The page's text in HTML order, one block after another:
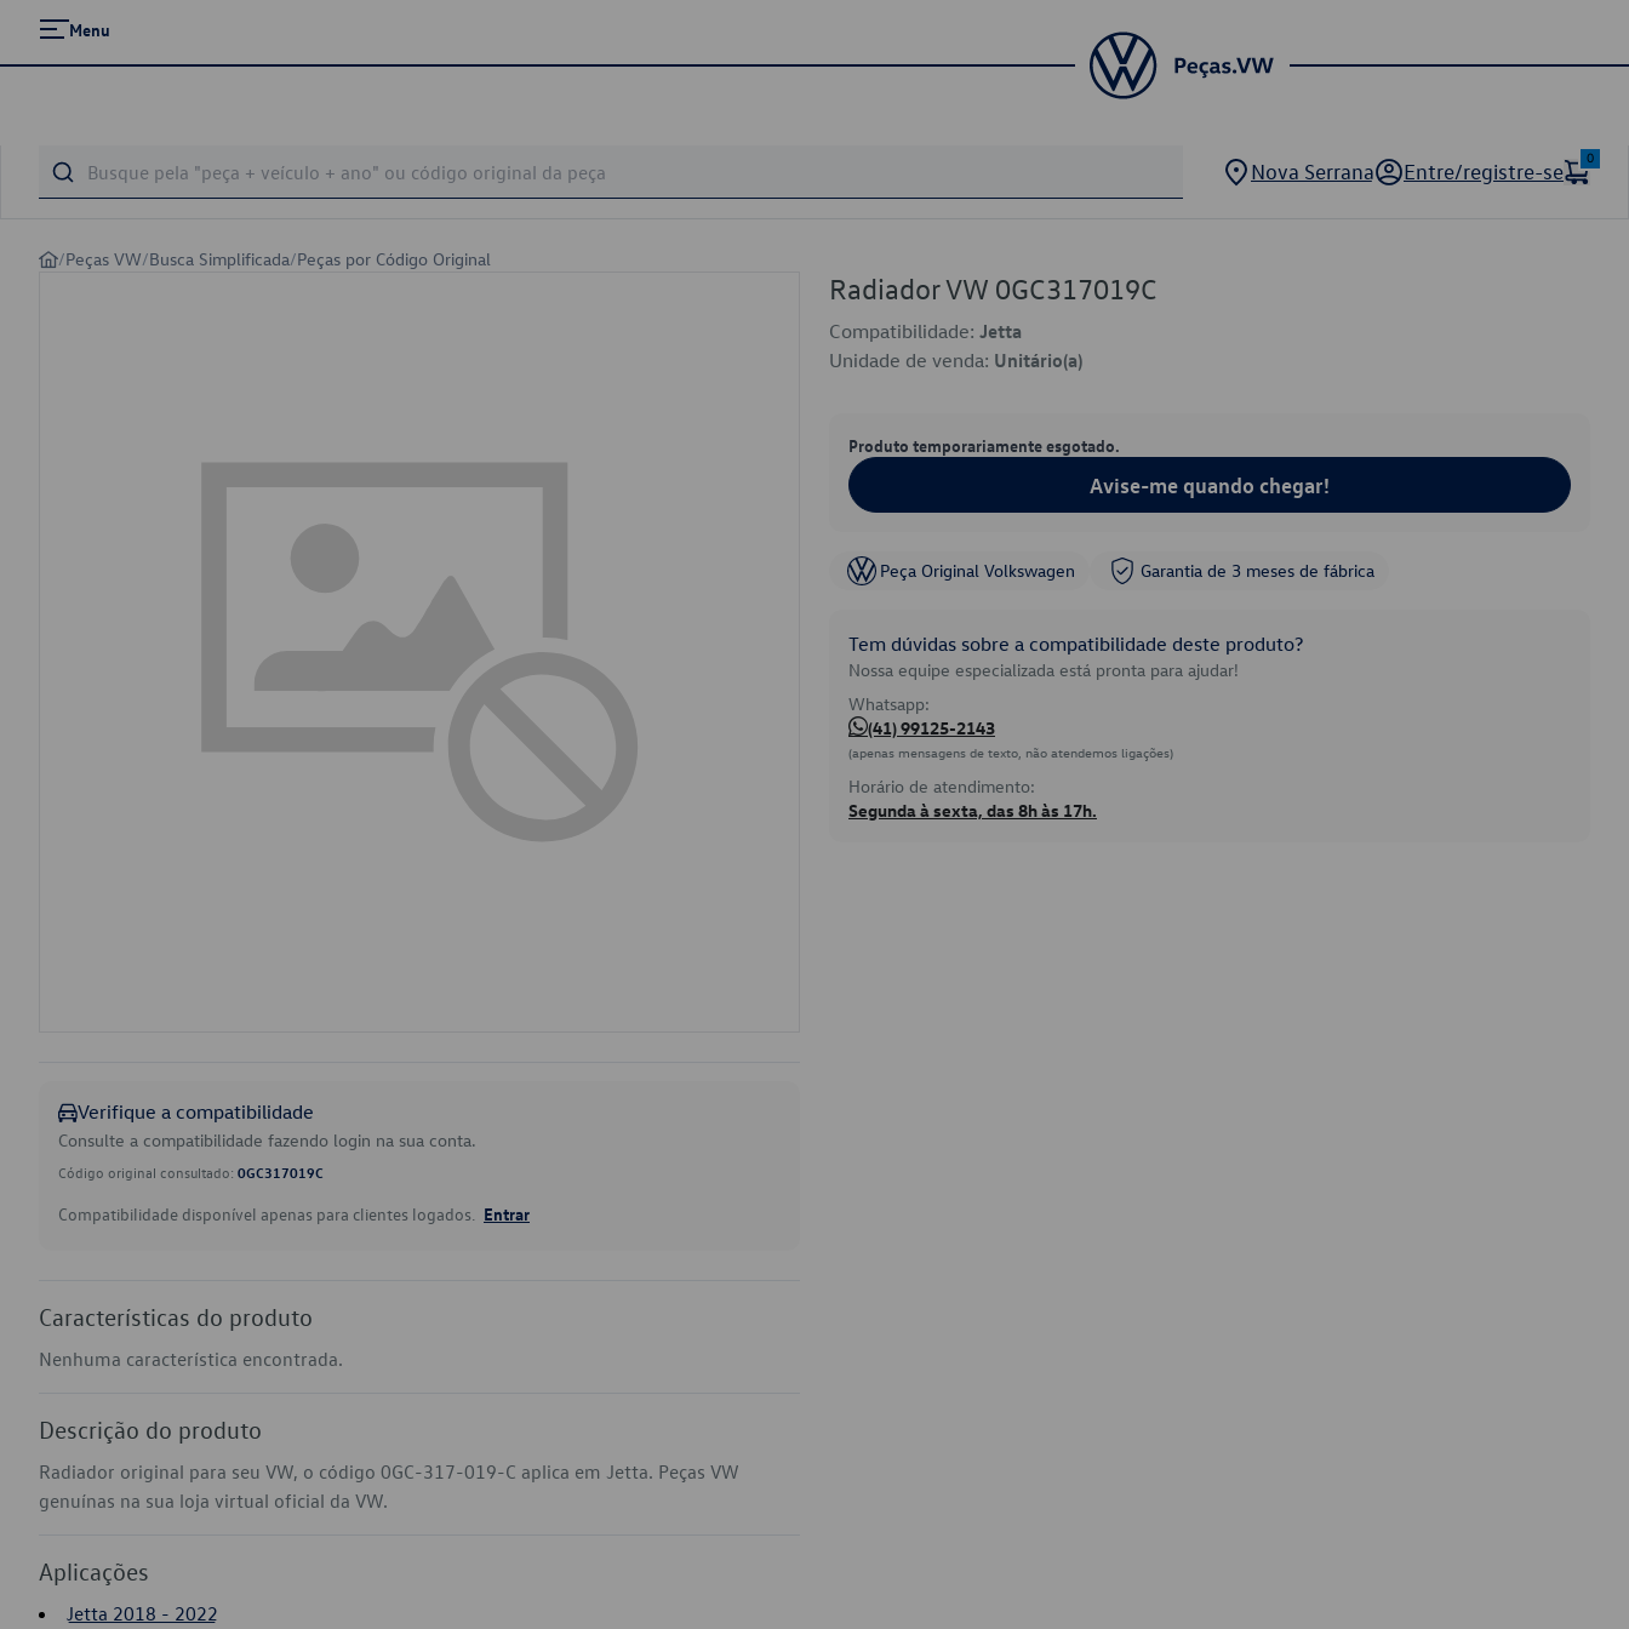
Menu
Nova Serrana Entre/registre-se
0
/Peças VW/Busca Simplificada/Peças por Código Original
Verifique a compatibilidade
Consulte a compatibilidade fazendo login na sua conta.
Código original consultado: 0GC317019C
Compatibilidade disponível apenas para clientes logados. Entrar
Características do produto
Nenhuma característica encontrada.
Descrição do produto
Radiador original para seu VW, o código 0GC-317-019-C aplica em Jetta. Peças VW
genuínas na sua loja virtual oficial da VW.
Aplicações
Jetta 2018 - 2022
Radiador VW 0GC317019C
Compatibilidade: Jetta
Unidade de venda: Unitário(a)
Produto temporariamente esgotado.
Avise-me quando chegar!
Peça Original Volkswagen Garantia de 3 meses de fábrica
Tem dúvidas sobre a compatibilidade deste produto?
Nossa equipe especializada está pronta para ajudar!
Whatsapp:
(41) 99125-2143
(apenas mensagens de texto, não atendemos ligações)
Horário de atendimento:
Segunda à sexta, das 8h às 17h.